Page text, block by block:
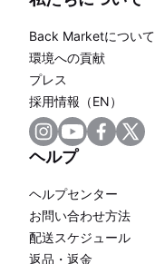
Back Marketについて
環境への貢献
プレス
採用情報（EN）
ヘルプ
ヘルプセンター
お問い合わせ方法
配送スケジュール
返品・返金